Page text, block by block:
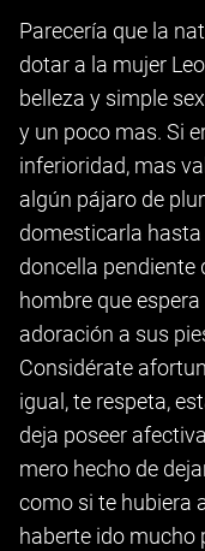
Parecería que la
dotar a la mujer
belleza y simple
y un poco mas. Si
inferioridad, mas
algún pájaro de
domesticarla
doncella pendiente
hombre que
adoración a sus
Considérate
igual, te respeta,
deja poseer
mero hecho de
como si te hubiera
haberte ido mucho